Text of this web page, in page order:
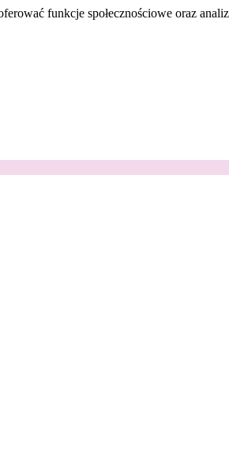
funkcje społecznościowe oraz